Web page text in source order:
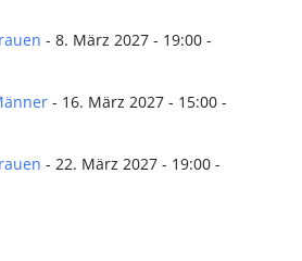
- 8. März 2027 - 19:00 -
- 16. März 2027 - 15:00 -
- 22. März 2027 - 19:00 -